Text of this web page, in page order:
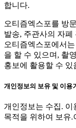
합니다.
오티즘엑스포를 방
발송, 주관사의 자폐
오티즘엑스포에서
을 할 수 있으며, 촬
홍보에 활용할 수 있
개인정보의 보유 및 이용
개인정보는 수집. 이
목적을 위하여 보유.